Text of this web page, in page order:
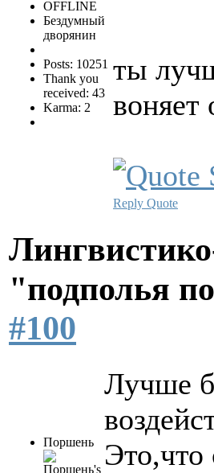
OFFLINE
Бездумный
дворянин
Posts: 10251
Thank you
received: 43
Karma: 2
ты
воняет
Reply Quote
"подполья
#100
Поршень
Лучше
Это,что